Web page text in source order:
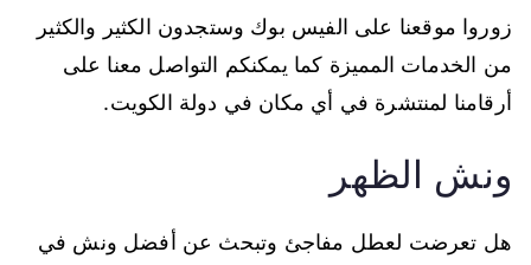
زوروا موقعنا على الفيس بوك وستجدون الكثير والكثير
من الخدمات المميزة كما يمكنكم التواصل معنا على
أرقامنا لمنتشرة في أي مكان في دولة الكويت.
ونش الظهر
هل تعرضت لعطل مفاجئ وتبحث عن أفضل ونش في